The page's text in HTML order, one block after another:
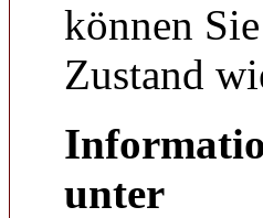
können
Zustand
unter